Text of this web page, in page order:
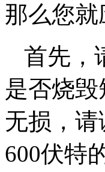
那么您
首先，
是否烧
无损，
600伏特